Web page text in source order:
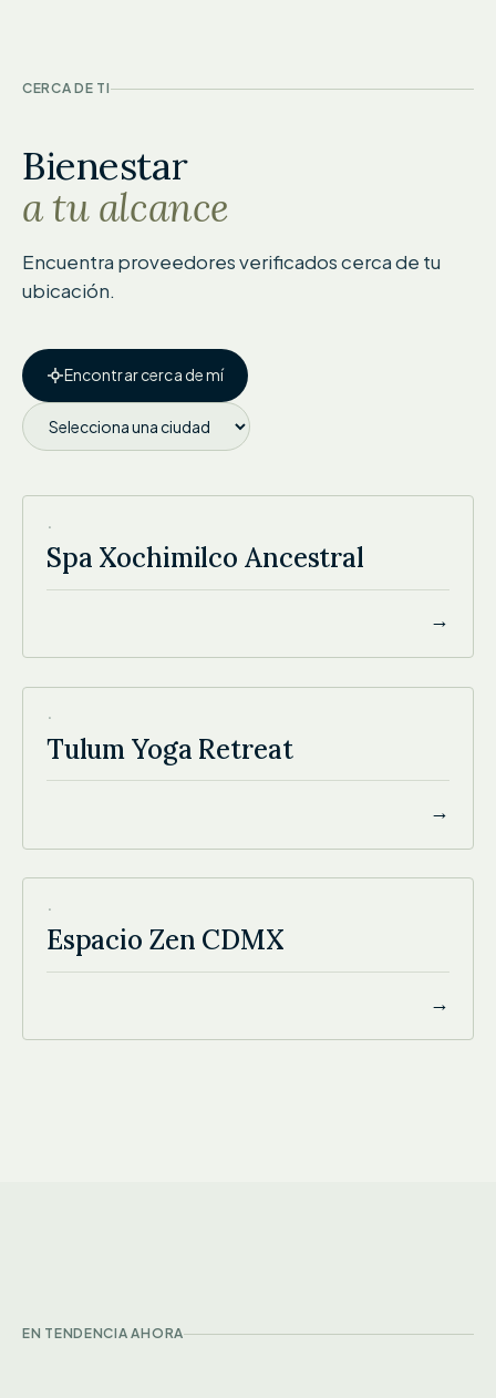
CERCA DE TI
Bienestar
a tu alcance
Encuentra proveedores verificados cerca de tu
ubicación.
Encontrar cerca de mí
·
Spa Xochimilco Ancestral
→
TULUM YOGA RETREAT
·
Tulum Yoga Retreat
→
ESPACIO ZEN CDMX
·
Espacio Zen CDMX
→
EN TENDENCIA AHORA